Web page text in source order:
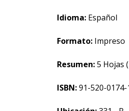
Idioma: Español
Formato: Impreso
Resumen:5 Hojas
ISBN:91-520-0174-